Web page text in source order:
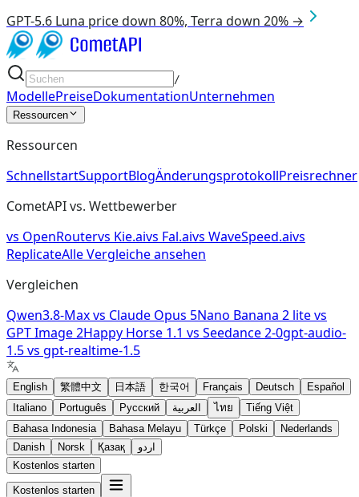
GPT-5.6 Luna price down 80%, Terra down 20% →
/
ModellePreiseDokumentationUnternehmen
Ressourcen
Ressourcen
SchnellstartSupportBlogÄnderungsprotokollPreisrechner
CometAPI vs. Wettbewerber
vs OpenRoutervs Kie.aivs Fal.aivs WaveSpeed.aivs
ReplicateAlle Vergleiche ansehen
Vergleichen
Qwen3.8-Maxvs Claude Opus 5Nano Banana 2 litevs
GPT Image 2Happy Horse 1.1 vs Seedance 2-0gpt-audio-
1.5vs gpt-realtime-1.5
English 繁體中文 日本語 한국어 Français Deutsch
Español
Italiano
Português Русский العربية ไทย
Tiếng Việt
Bahasa Indonesia
Bahasa Melayu Türkçe Polski
Nederlands
Danish
Norsk Қазақ
اردو
Kostenlos starten
Kostenlos starten